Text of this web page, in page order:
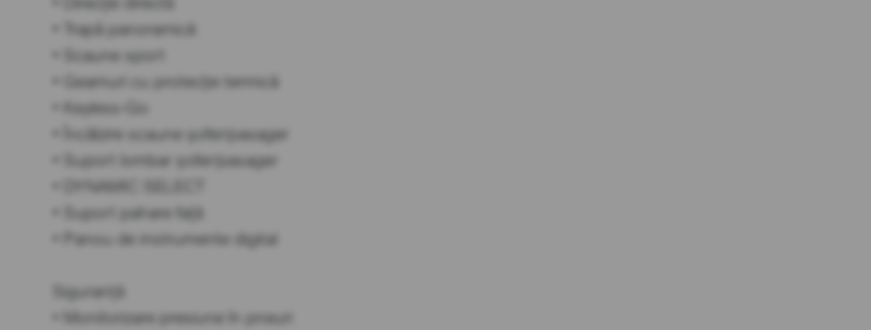
• Trapă panoramică
• Scaune sport
• Geamuri cu protecție termică
• Keyless-Go
• Încălzire scaune șofer/pasager
• Suport lombar șofer/pasager
• DYNAMIC SELECT
• Suport pahare față
• Panou de instrumente digital
Siguranță
• Monitorizare presiune în pneuri